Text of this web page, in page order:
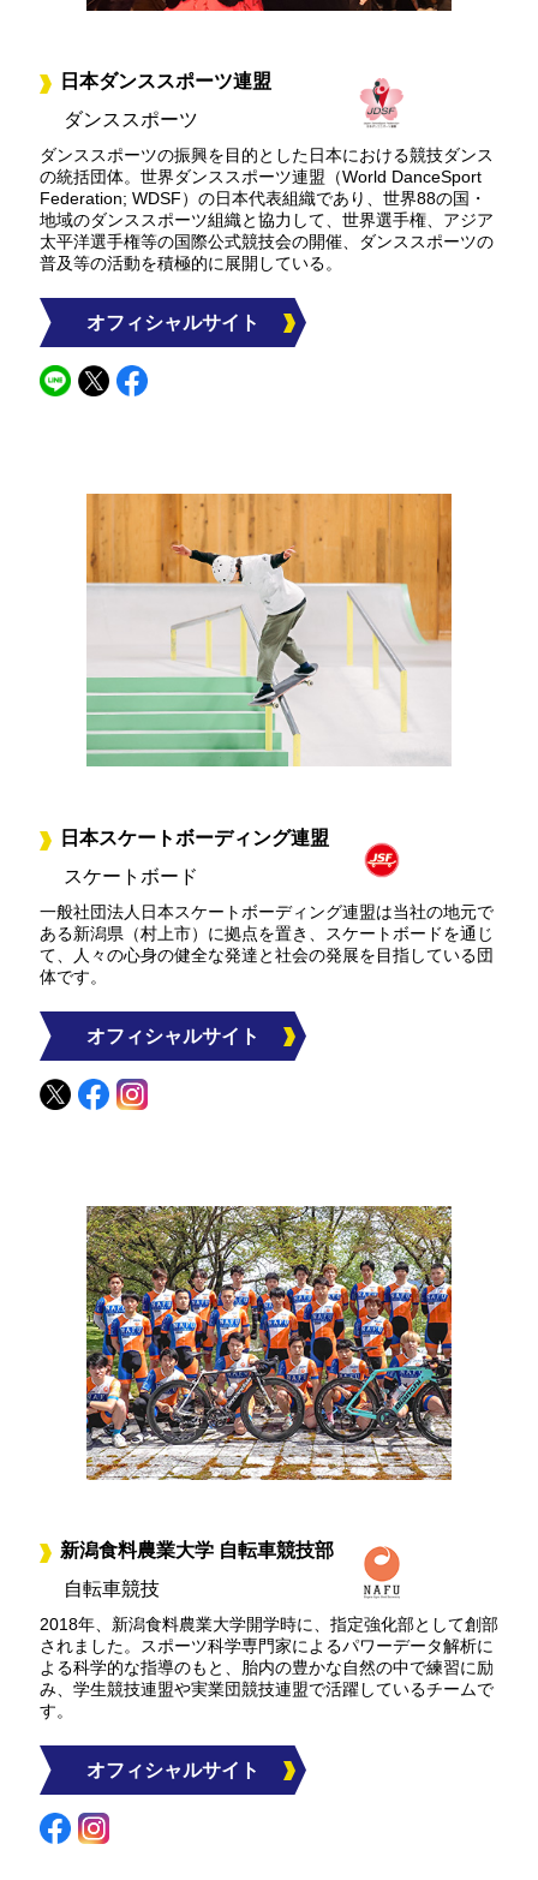
日本ダンススポーツ連盟
ダンススポーツ
ダンススポーツの振興を目的とした日本における競技ダンス
の統括団体。世界ダンススポーツ連盟（World DanceSport
Federation; WDSF）の日本代表組織であり、世界88の国・
地域のダンススポーツ組織と協力して、世界選手権、アジア
太平洋選手権等の国際公式競技会の開催、ダンススポーツの
普及等の活動を積極的に展開している。
オフィシャルサイト
日本スケートボーディング連盟
スケートボード
一般社団法人日本スケートボーディング連盟は当社の地元で
ある新潟県（村上市）に拠点を置き、スケートボードを通じ
て、人々の心身の健全な発達と社会の発展を目指している団
体です。
オフィシャルサイト
新潟食料農業大学 自転車競技部
自転車競技
2018年、新潟食料農業大学開学時に、指定強化部として創部
されました。スポーツ科学専門家によるパワーデータ解析に
よる科学的な指導のもと、胎内の豊かな自然の中で練習に励
み、学生競技連盟や実業団競技連盟で活躍しているチームで
す。
オフィシャルサイト